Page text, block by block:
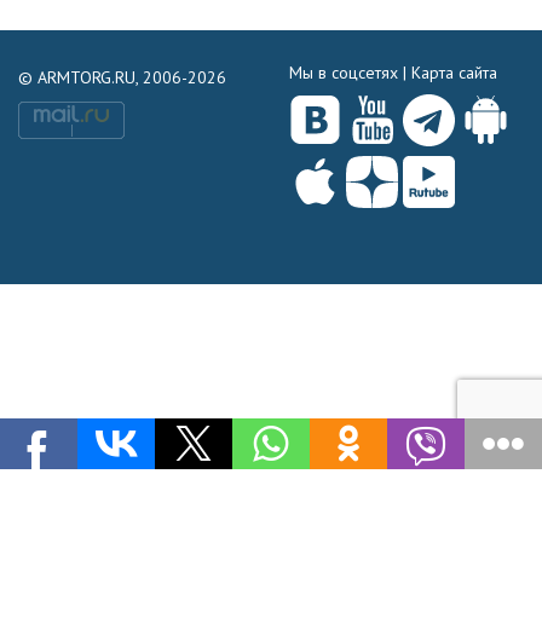
© ARMTORG.RU, 2006-2026 Мы в соцсетях | Карта сайта